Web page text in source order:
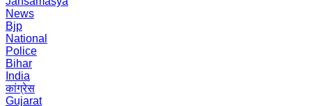
News
Bjp
National
Police
Bihar
India
कांग्रेस
Gujarat